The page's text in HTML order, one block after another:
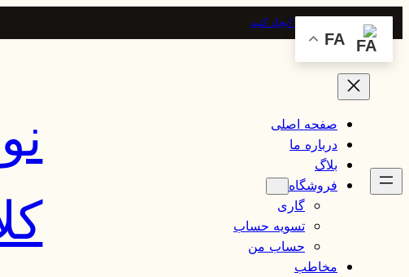
با مشارکت خود تفاوت ایجاد کنید
صفحه اصلی
درباره ما
بلاگ
فروشگاه
گاری
تسویه حساب
حساب من
مخاطب
FA